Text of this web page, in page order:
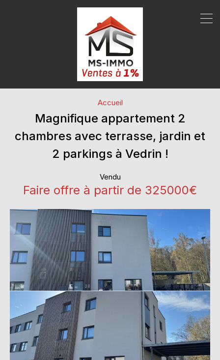
Accueil
Magnifique appartement 2
chambres avec terrasse, jardin et
2 parkings à Vedrin !
Vendu
Faire offre à partir de 325000€